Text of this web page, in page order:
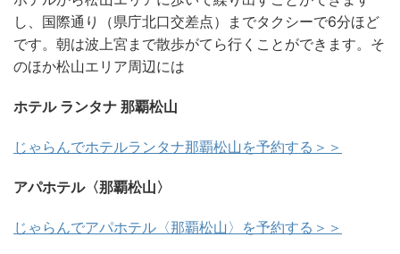
し、国際通り（県庁北口交差点）までタクシーで6分ほど
です。朝は波上宮まで散歩がてら行くことができます。そ
のほか松山エリア周辺には
ホテル ランタナ 那覇松山
じゃらんでホテルランタナ那覇松山を予約する＞＞
アパホテル〈那覇松山〉
じゃらんでアパホテル〈那覇松山〉を予約する＞＞